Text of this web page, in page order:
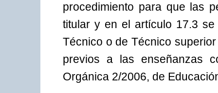
procedimiento para que las
titular y en el artículo 17.3
Técnico o de Técnico
previos a las enseñanzas
Orgánica 2/2006, de